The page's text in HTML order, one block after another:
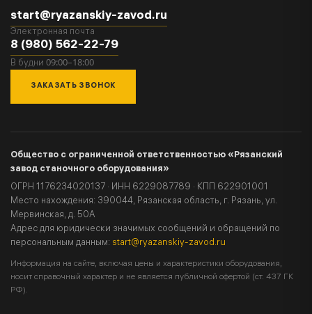
start@ryazanskiy-zavod.ru
Электронная почта
8 (980) 562-22-79
В будни 09:00–18:00
ЗАКАЗАТЬ ЗВОНОК
Общество с ограниченной ответственностью «Рязанский
завод станочного оборудования»
ОГРН 1176234020137 · ИНН 6229087789 · КПП 622901001
Место нахождения: 390044, Рязанская область, г. Рязань, ул.
Мервинская, д. 50А
Адрес для юридически значимых сообщений и обращений по
персональным данным: start@ryazanskiy-zavod.ru
Информация на сайте, включая цены и характеристики оборудования,
носит справочный характер и не является публичной офертой (ст. 437 ГК
РФ).